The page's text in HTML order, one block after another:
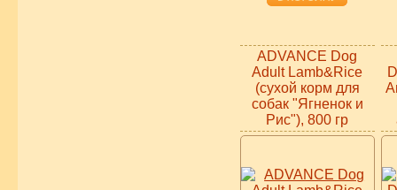
ADVANCE Dog
Adult Lamb&Rice
(сухой корм для
собак "Ягненок и
Рис"), 800 гр